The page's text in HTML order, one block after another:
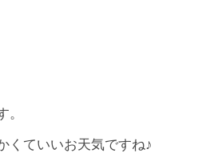
。
くていいお天気ですね♪